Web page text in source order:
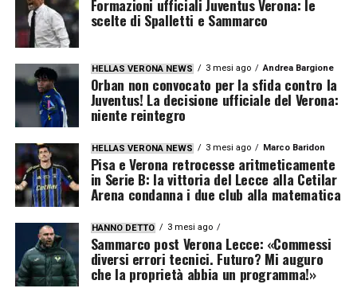
Formazioni ufficiali Juventus Verona: le
scelte di Spalletti e Sammarco
HELLAS VERONA NEWS 3 mesi ago Andrea Bargione
Orban non convocato per la sfida contro la
Juventus! La decisione ufficiale del Verona:
niente reintegro
HELLAS VERONA NEWS 3 mesi ago Marco Baridon
Pisa e Verona retrocesse aritmeticamente
in Serie B: la vittoria del Lecce alla Cetilar
Arena condanna i due club alla matematica
HANNO DETTO 3 mesi ago
Sammarco post Verona Lecce: «Commessi
diversi errori tecnici. Futuro? Mi auguro
che la proprietà abbia un programma!»